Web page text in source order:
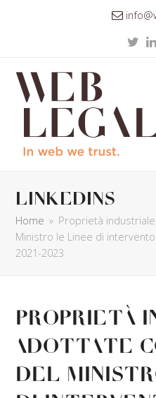
linkedins
Home » Proprietà
Ministro le Linee di
2021-2023
Proprietà
adottate
del